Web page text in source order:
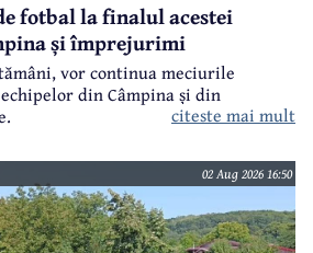
fotbal la finalul acestei
și împrejurimi
vor continua meciurile
din Câmpina și din
citeste mai mult
02 Aug 2026 16:50